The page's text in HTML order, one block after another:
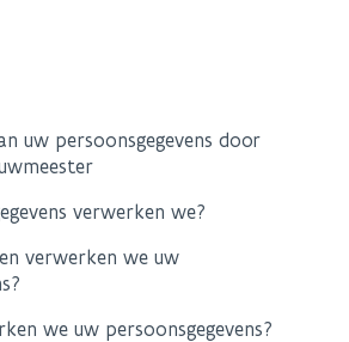
uw persoonsgegevens door
verwerken we?
verwerken we uw
we uw persoonsgegevens?